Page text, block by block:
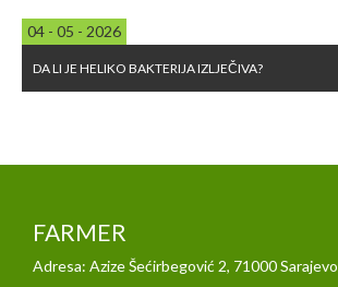
04 - 05 - 2026
DA LI JE HELIKO BAKTERIJA IZLJEČIVA?
FARMER
Adresa: Azize Šećirbegović 2, 71000 Sarajevo